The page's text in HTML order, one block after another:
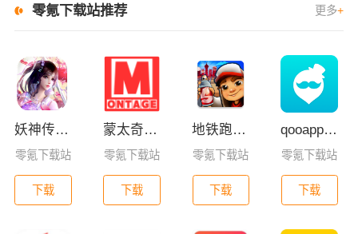
零氪下载站推荐 更多+
妖神传GM版
零氪下载站
下载
蒙太奇影视2025最新版本下载
零氪下载站
下载
地铁跑酷全皮肤版
零氪下载站
下载
qooapp安卓版
零氪下载站
下载